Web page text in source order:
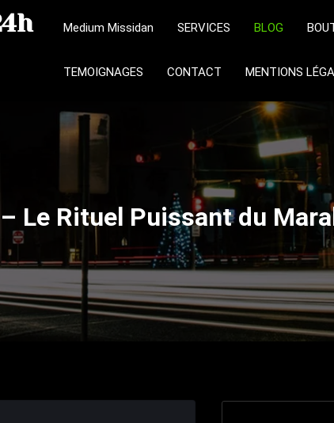
Medium Missidan SERVICES BLOG
TEMOIGNAGES CONTACT MENTIONS
Le Rituel Puissant du